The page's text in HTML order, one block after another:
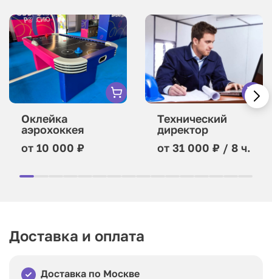
Оклейка
аэрохоккея
от 10 000 ₽
Технический
директор
от 31 000 ₽ / 8 ч.
Доставка и оплата
Доставка по Москве